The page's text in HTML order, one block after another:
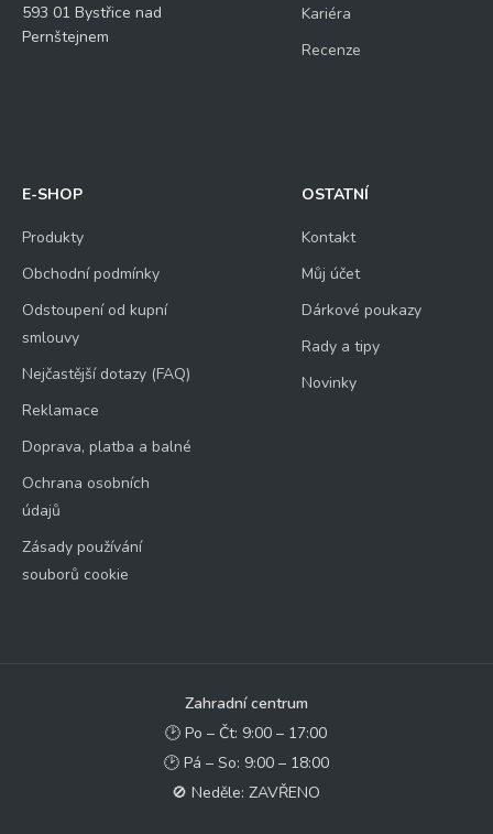
593 01 Bystřice nad
Pernštejnem
Kariéra
Recenze
E-SHOP
Produkty
Obchodní podmínky
Odstoupení od kupní
smlouvy
Nejčastější dotazy (FAQ)
Reklamace
Doprava, platba a balné
Ochrana osobních
údajů
Zásady používání
souborů cookie
OSTATNÍ
Kontakt
Můj účet
Dárkové poukazy
Rady a tipy
Novinky
Zahradní centrum
🕑 Po – Čt: 9:00 – 17:00
🕑 Pá – So: 9:00 – 18:00
🚫 Neděle: ZAVŘENO